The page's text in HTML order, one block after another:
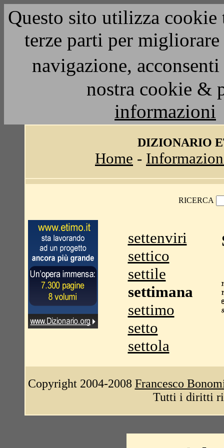
Questo sito utilizza
terze parti per
navigazione,
nostra cookie &
informazioni
DIZIONARIO
Home -
RICERCA
settenviri
settico
settile
settimana
settimo
setto
settola
Copyright 2004-2008 Francesco
Tutti i diritti